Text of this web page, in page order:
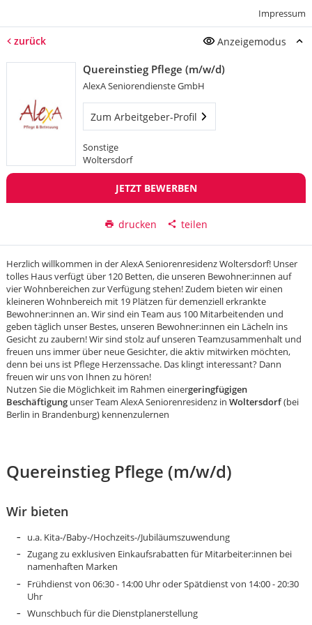
Impressum
zurück Anzeigemodus
Quereinstieg Pflege (m/w/d)
AlexA Seniorendienste GmbH
Zum Arbeitgeber-Profil
Sonstige
Woltersdorf
JETZT BEWERBEN
drucken teilen
Herzlich willkommen in der AlexA Seniorenresidenz Woltersdorf! Unser
tolles Haus verfügt über 120 Betten, die unseren Bewohner:innen auf
vier Wohnbereichen zur Verfügung stehen! Zudem bieten wir einen
kleineren Wohnbereich mit 19 Plätzen für demenziell erkrankte
Bewohner:innen an. Wir sind ein Team aus 100 Mitarbeitenden und
geben täglich unser Bestes, unseren Bewohner:innen ein Lächeln ins
Gesicht zu zaubern! Wir sind stolz auf unseren Teamzusammenhalt und
freuen uns immer über neue Gesichter, die aktiv mitwirken möchten,
denn bei uns ist Pflege Herzenssache. Das klingt interessant? Dann
freuen wir uns von Ihnen zu hören!
Nutzen Sie die Möglichkeit im Rahmen einergeringfügigen
Beschäftigungunser Team AlexA Seniorenresidenz in Woltersdorf(bei
Berlin in Brandenburg) kennenzulernen
Quereinstieg Pflege (m/w/d)
Wir bieten
u.a. Kita-/Baby-/Hochzeits-/Jubiläumszuwendung
Zugang zu exklusiven Einkaufsrabatten für Mitarbeiter:innen bei
namenhaften Marken
Frühdienst von 06:30 - 14:00 Uhr oder Spätdienst von 14:00 - 20:30
Uhr
Wunschbuch für die Dienstplanerstellung
Karte anzeigen